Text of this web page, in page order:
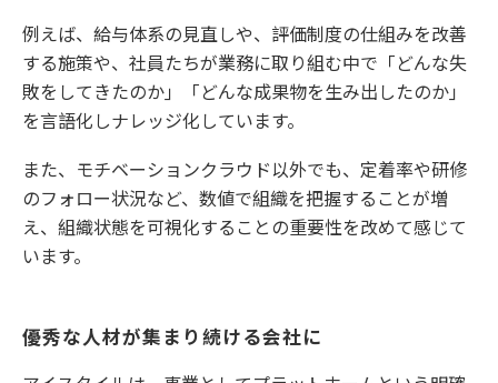
例えば、給与体系の見直しや、評価制度の仕組みを改善
する施策や、社員たちが業務に取り組む中で「どんな失
敗をしてきたのか」「どんな成果物を生み出したのか」
を言語化しナレッジ化しています。
また、モチベーションクラウド以外でも、定着率や研修
のフォロー状況など、数値で組織を把握することが増
え、組織状態を可視化することの重要性を改めて感じて
います。
優秀な人材が集まり続ける会社に